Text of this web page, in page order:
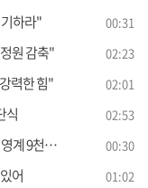
하라" 00:31
원 감축" 02:23
력한 힘" 02:01
식 02:53
천870원 00:30
어 01:02